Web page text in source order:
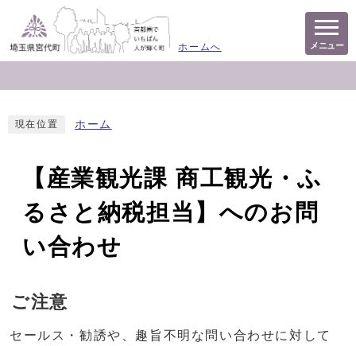
ホームへ メニュー
現在位置 ホーム
【産業観光課 商工観光・ふ
るさと納税担当】へのお問
い合わせ
ご注意
セールス・勧誘や、趣旨不明な問い合わせに対して